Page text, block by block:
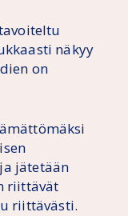
näkyy
on
jätetään
riittävät
riittävästi.